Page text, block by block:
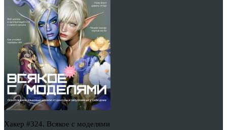
Хакер #324. Всякое с моделями